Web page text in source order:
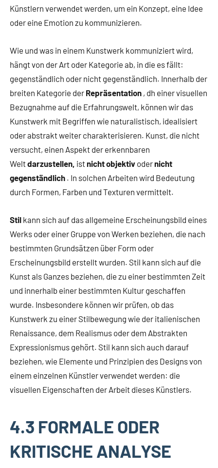
Künstlern verwendet werden, um ein Konzept, eine Idee
oder eine Emotion zu kommunizieren.
Wie und was in einem Kunstwerk kommuniziert wird,
hängt von der Art oder Kategorie ab, in die es fällt:
gegenständlich oder nicht gegenständlich. Innerhalb der
breiten Kategorie der Repräsentation , dh einer visuellen
Bezugnahme auf die Erfahrungswelt, können wir das
Kunstwerk mit Begriffen wie naturalistisch, idealisiert
oder abstrakt weiter charakterisieren. Kunst, die nicht
versucht, einen Aspekt der erkennbaren
Weltdarzustellen, istnicht objektiv odernicht
gegenständlich . In solchen Arbeiten wird Bedeutung
durch Formen, Farben und Texturen vermittelt.
Stil kann sich auf das allgemeine Erscheinungsbild eines
Werks oder einer Gruppe von Werken beziehen, die nach
bestimmten Grundsätzen über Form oder
Erscheinungsbild erstellt wurden. Stil kann sich auf die
Kunst als Ganzes beziehen, die zu einer bestimmten Zeit
und innerhalb einer bestimmten Kultur geschaffen
wurde. Insbesondere können wir prüfen, ob das
Kunstwerk zu einer Stilbewegung wie der italienischen
Renaissance, dem Realismus oder dem Abstrakten
Expressionismus gehört. Stil kann sich auch darauf
beziehen, wie Elemente und Prinzipien des Designs von
einem einzelnen Künstler verwendet werden: die
visuellen Eigenschaften der Arbeit dieses Künstlers.
4.3 FORMALE ODER
KRITISCHE ANALYSE